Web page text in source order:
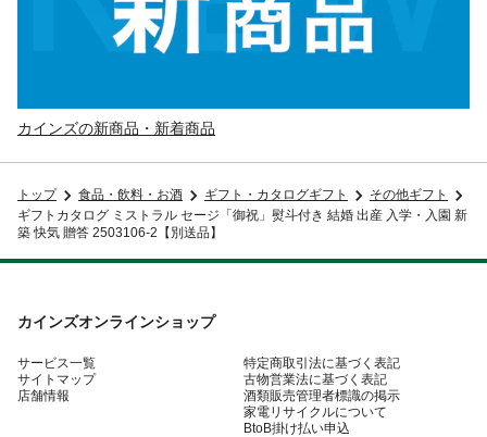
カインズの新商品・新着商品
トップ 食品・飲料・お酒 ギフト・カタログギフト
その他ギフト
ギフトカタログ ミストラル セージ「御祝」熨斗付き 結婚 出産 入学・入園 新
築 快気 贈答 2503106-2【別送品】
カインズオンラインショップ
サービス一覧
サイトマップ
店舗情報
特定商取引法に基づく表記
古物営業法に基づく表記
酒類販売管理者標識の掲示
家電リサイクルについて
BtoB掛け払い申込